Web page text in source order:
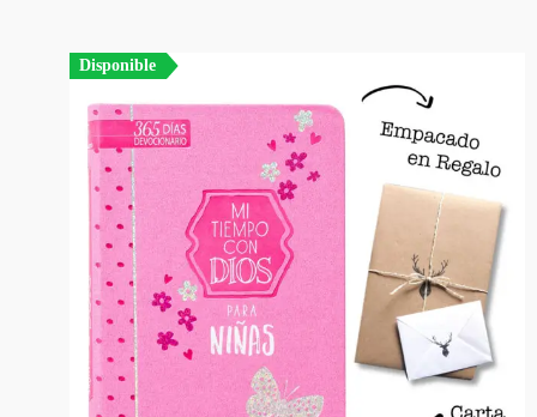
Disponible